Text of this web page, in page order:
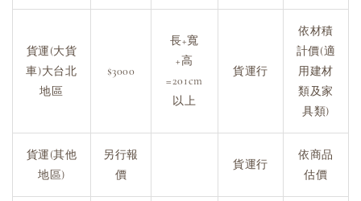
貨運(大貨
車)大台北
地區
$3000
長+寬
+高
=201cm
以上
貨運行
依材積
計價(適
用建材
類及家
具類)
貨運(其他
地區)
另行報
價
貨運行
依商品
估價